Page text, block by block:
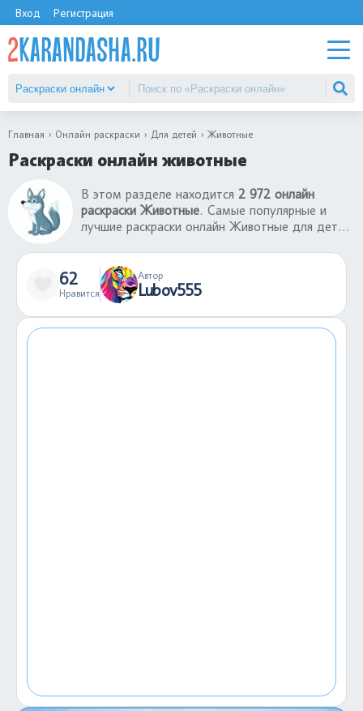
Вход Регистрация
Главная Онлайн раскраски Для детей Животные
Раскраски онлайн животные
В этом разделе находится 2 972 онлайн
раскраски Животные. Самые популярные и
лучшие раскраски онлайн Животные для детей.
раскраски онлайн Животные без ограничений.
Для такой онлайн игры требуется только
фантазия и время. В раскраски онлайн
Животные можно играть на телефон или
62
Нравится
Автор
Lubov555